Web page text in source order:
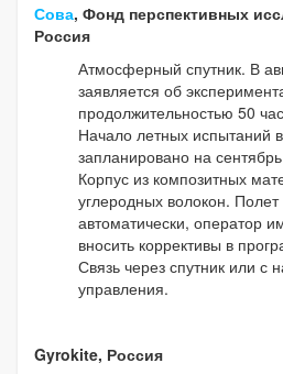
Сова, Фонд перспективных
Россия
Атмосферный спутник. В
заявляется об
продолжительностью 50
Начало летных испытаний
запланировано на
Корпус из композитных
углеродных волокон.
автоматически, оператор
вносить коррективы в
Связь через спутник или с
управления.
Gyrokite, Россия